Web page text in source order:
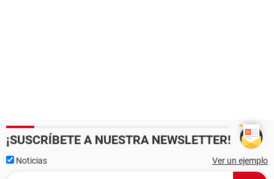
¡SUSCRÍBETE A NUESTRA NEWSLETTER!
Noticias Ver un ejemplo